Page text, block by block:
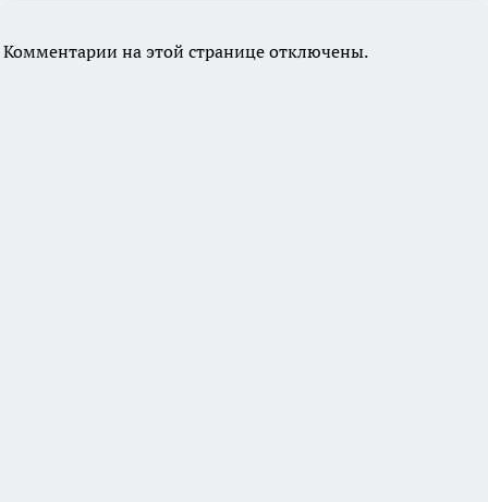
Комментарии на этой странице отключены.